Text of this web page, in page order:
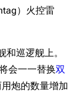
）火控雷
巡逻舰上。
会一一替换双
炮的数量增加